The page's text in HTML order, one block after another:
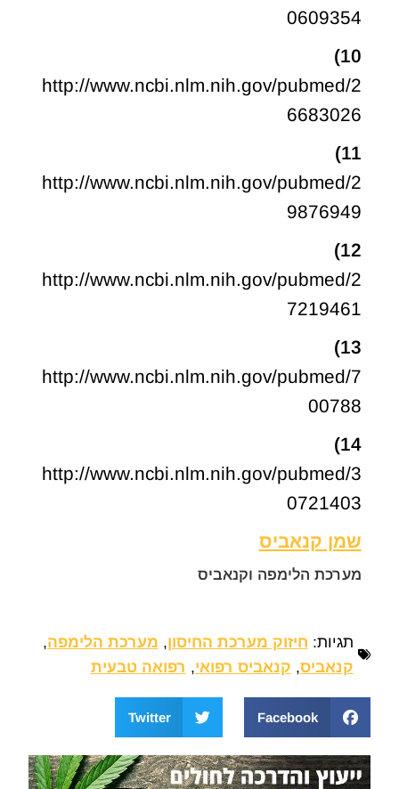
0609354
10)
http://www.ncbi.nlm.nih.gov/pubmed/2
6683026
11)
http://www.ncbi.nlm.nih.gov/pubmed/2
9876949
12)
http://www.ncbi.nlm.nih.gov/pubmed/2
7219461
13)
http://www.ncbi.nlm.nih.gov/pubmed/7
00788
14)
http://www.ncbi.nlm.nih.gov/pubmed/3
0721403
שמן קנאביס
מערכת הלימפה וקנאביס
תגיות: חיזוק מערכת החיסון, מערכת הלימפה,
קנאביס, קנאביס רפואי, רפואה טבעית
Facebook
Twitter